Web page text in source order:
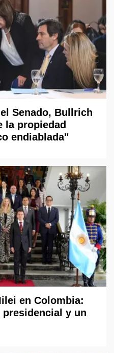
Senado, Bullrich
la propiedad
endiablada"
en Colombia:
y un